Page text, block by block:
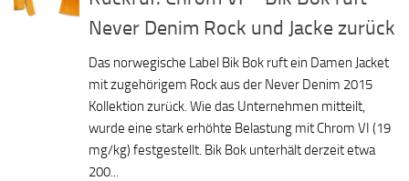
Never Denim Rock und Jacke zurück
Das norwegische Label Bik Bok ruft ein Damen Jacket
mit zugehörigem Rock aus der Never Denim 2015
Kollektion zurück. Wie das Unternehmen mitteilt,
wurde eine stark erhöhte Belastung mit Chrom VI (19
mg/kg) festgestellt. Bik Bok unterhält derzeit etwa
200...